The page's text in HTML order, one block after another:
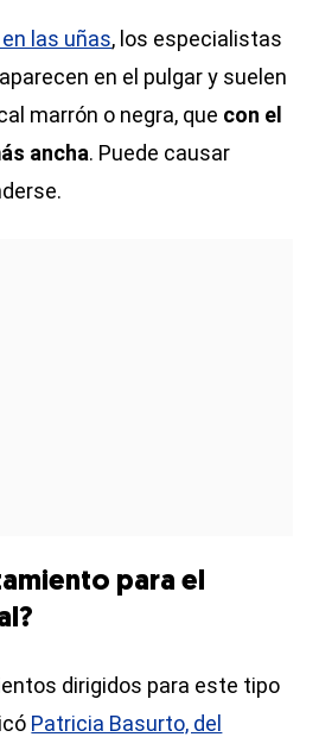
las uñas, los especialistas
en el pulgar y suelen
marrón o negra, que con el
ancha. Puede causar
para el
dirigidos para este tipo
Patricia Basurto, del